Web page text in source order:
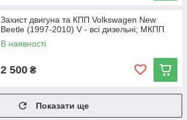
Захист двигуна та КПП Volkswagen New
Beetle (1997-2010) V - всі дизельні; МКПП
В наявності
2 500 ₴
Показати ще